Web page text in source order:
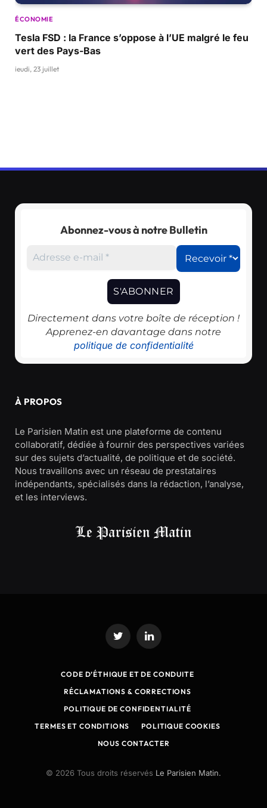
ÉCONOMIE
Tesla FSD : la France s’oppose à l’UE malgré le feu
vert des Pays-Bas
jeudi, 23 juillet
Abonnez-vous à notre Bulletin
Directement dans votre boîte de réception !
Apprenez-en davantage dans notre
politique de confidentialité
À PROPOS
Le Parisien Matin est une plateforme de contenu
collaboratif, dédiée à fournir des perspectives variées
sur des sujets d’actualité, de politique et de société.
Nous travaillons avec un réseau de prestataires
indépendants, spécialisés dans la rédaction, l’analyse,
et les interviews.
Twitter LinkedIn
CODE D’ÉTHIQUE ET DE CONDUITE
RÉCLAMATIONS & CORRECTIONS
POLITIQUE DE CONFIDENTIALITÉ
TERMES ET CONDITIONS
POLITIQUE COOKIES
NOUS CONTACTER
© 2026 Tous droits réservés Le Parisien Matin.